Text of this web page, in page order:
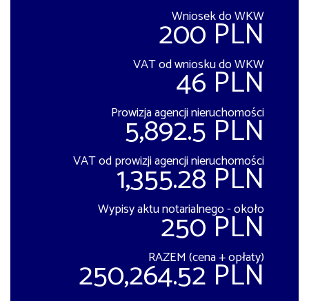
Wniosek do WKW
200 PLN
VAT od wniosku do WKW
46 PLN
Prowizja agencji nieruchomości
5,892.5 PLN
VAT od prowizji agencji nieruchomości
1,355.28 PLN
Wypisy aktu notarialnego - około
250 PLN
RAZEM (cena + opłaty)
250,264.52 PLN